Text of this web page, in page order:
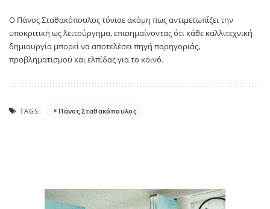
Ο Πάνος Σταθακόπουλος τόνισε ακόμη πως αντιμετωπίζει την
υποκριτική ως λειτούργημα, επισημαίνοντας ότι κάθε καλλιτεχνική
δημιουργία μπορεί να αποτελέσει πηγή παρηγοριάς,
προβληματισμού και ελπίδας για το κοινό.
TAGS: Πάνος Σταθακόπουλος